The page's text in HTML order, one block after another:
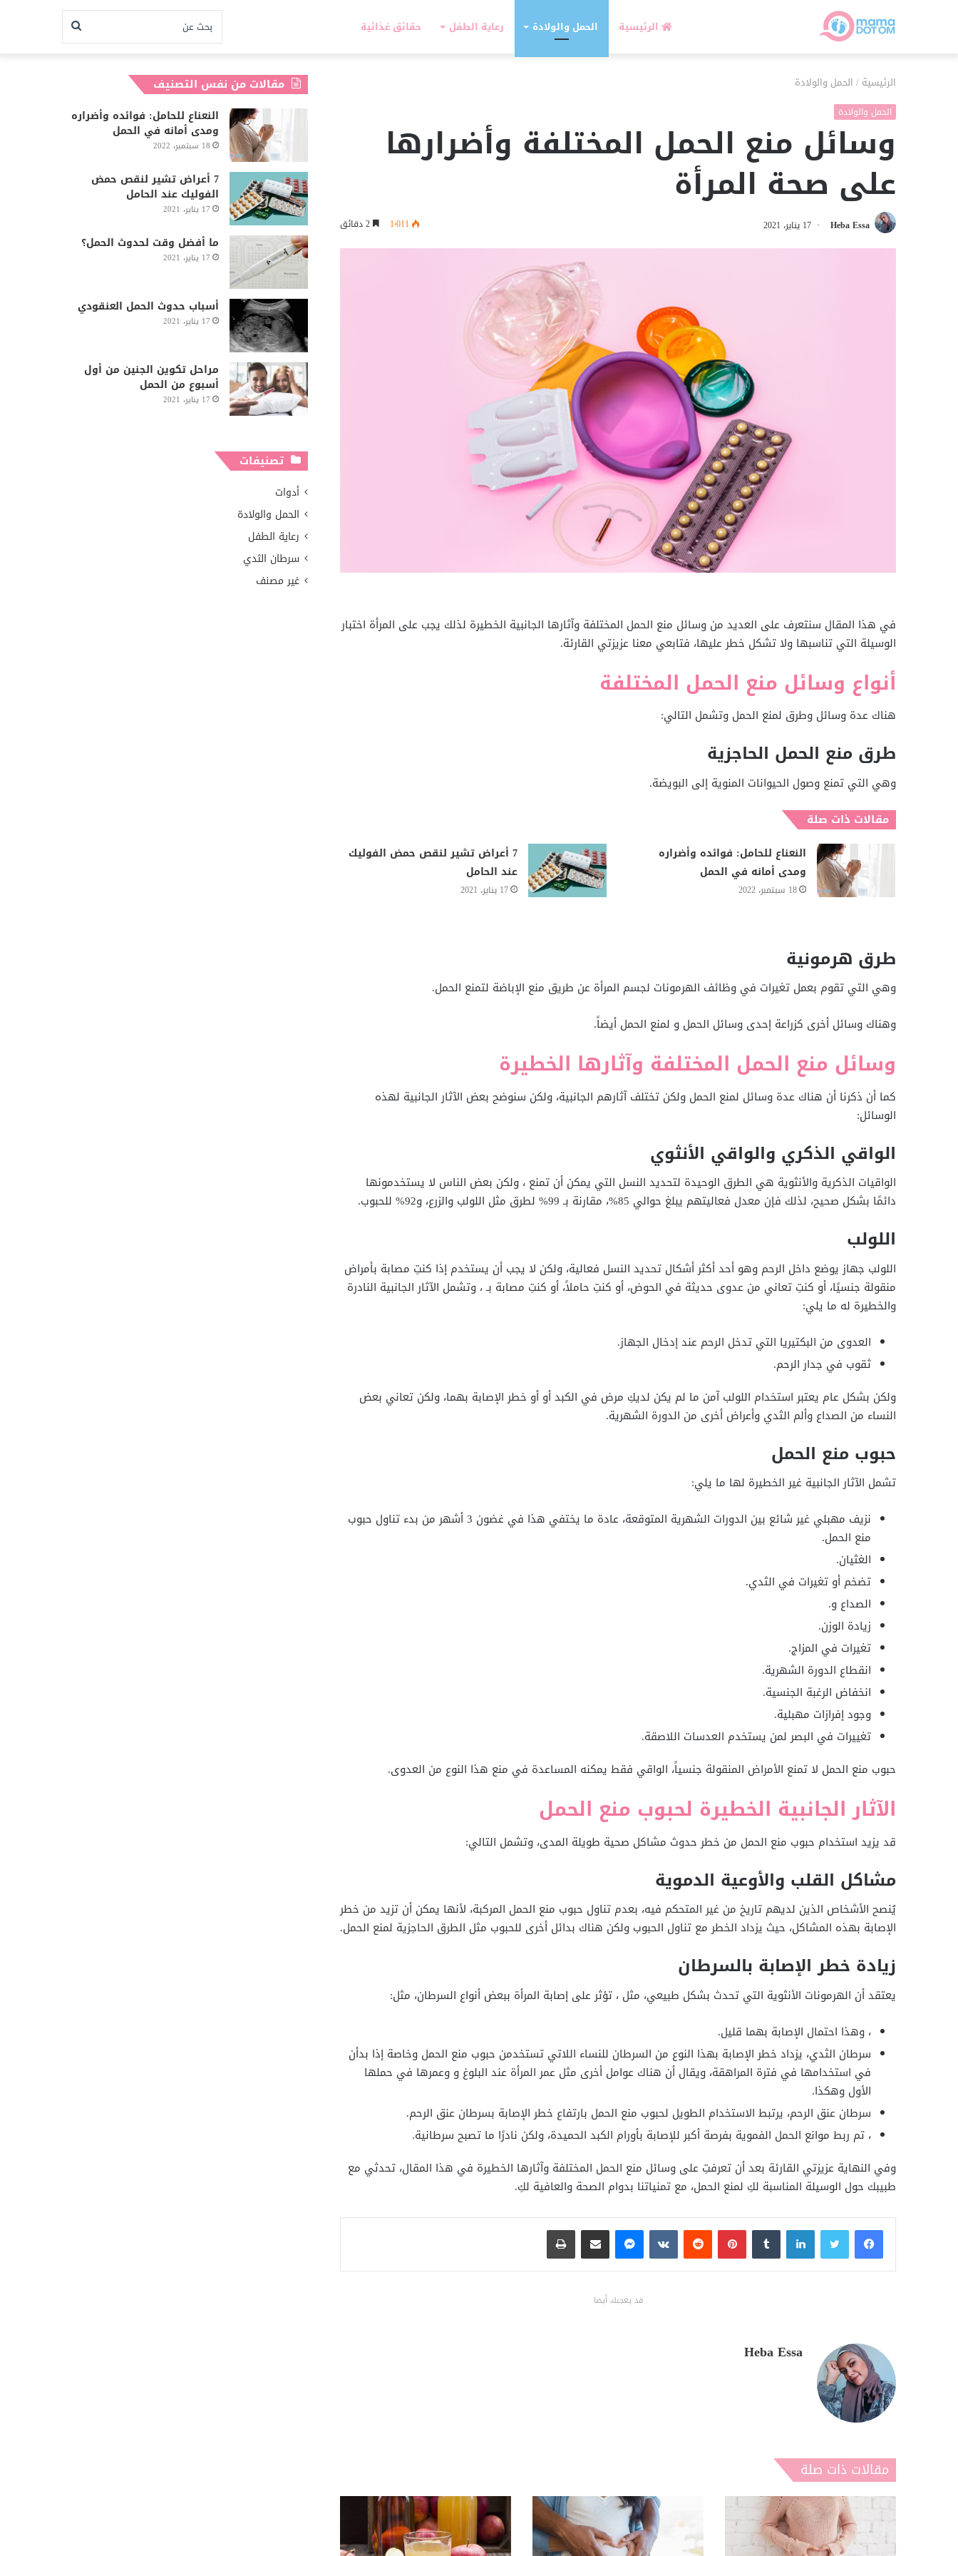
الرئيسية الحمل والولادة رعاية الطفل حقائق غذائية بحث
الرئيسية / الحمل والولادة
الحمل والولادة
وسائل منع الحمل المختلفة وأضرارها
على صحة المرأة
Heba Essa 17 يناير، 2021 1٬011
في هذا المقال سنتعرف على العديد من وسائل منع الحمل المختلفة وآثارها الجانبية الخطيرة لذلك يجب على المرأة اختبار
الوسيلة التي تناسبها ولا تشكل خطر عليها، فتابعي معنا عزيزتي القارئة.
أنواع وسائل منع الحمل المختلفة
هناك عدة وسائل وطرق لمنع الحمل وتشمل التالي:
طرق منع الحمل الحاجزية
وهي التي تمنع وصول الحيوانات المنوية إلى البويضة.
مقالات ذات صلة
النعناع للحامل: فوائده وأضراره
ومدى أمانه في الحمل
18 سبتمبر، 2022
7 أعراض تشير لنقص حمض الفوليك
عند الحامل
17 يناير، 2021
طرق هرمونية
وهي التي تقوم بعمل تغيرات في وظائف الهرمونات لجسم المرأة عن طريق منع الإباضة لتمنع الحمل.
وهناك وسائل أخرى كزراعة إحدى وسائل الحمل و لمنع الحمل أيضاً.
وسائل منع الحمل المختلفة وآثارها الخطيرة
كما أن ذكرنا أن هناك عدة وسائل لمنع الحمل ولكن تختلف آثارهم الجانبية، ولكن سنوضح بعض الآثار الجانبية لهذه
الوسائل:
الواقي الذكري والواقي الأنثوي
الواقيات الذكرية والأنثوية هي الطرق الوحيدة لتحديد النسل التي يمكن أن تمنع ، ولكن بعض الناس لا يستخدمونها
دائمًا بشكل صحيح، لذلك فإن معدل فعاليتهم يبلغ حوالي 85%، مقارنة بـ 99% لطرق مثل اللولب والزرع، و92% للحبوب.
اللولب
اللولب جهاز يوضع داخل الرحم وهو أحد أكثر أشكال تحديد النسل فعالية، ولكن لا يجب أن يستخدم إذا كنتِ مصابة بأمراض
منقولة جنسيًا، أو كنتِ تعاني من عدوى حديثة في الحوض، أو كنتِ حاملاً، أو كنتِ مصابة بـ ، وتشمل الآثار الجانبية النادرة
والخطيرة له ما يلي:
العدوى من البكتيريا التي تدخل الرحم عند إدخال الجهاز.
ثقوب في جدار الرحم.
ولكن بشكل عام يعتبر استخدام اللولب آمن ما لم يكن لديكِ مرض في الكبد أو أو خطر الإصابة بهما، ولكن تعاني بعض
النساء من الصداع وألم الثدي وأعراض أخرى من الدورة الشهرية.
حبوب منع الحمل
تشمل الآثار الجانبية غير الخطيرة لها ما يلي:
نزيف مهبلي غير شائع بين الدورات الشهرية المتوقعة، عادة ما يختفي هذا في غضون 3 أشهر من بدء تناول حبوب
منع الحمل.
الغثيان.
تضخم أو تغيرات في الثدي.
الصداع و.
زيادة الوزن.
تغيرات في المزاج.
انقطاع الدورة الشهرية.
انخفاض الرغبة الجنسية.
وجود إفرازات مهبلية.
تغييرات في البصر لمن يستخدم العدسات اللاصقة.
حبوب منع الحمل لا تمنع الأمراض المنقولة جنسياً، الواقي فقط يمكنه المساعدة في منع هذا النوع من العدوى.
الآثار الجانبية الخطيرة لحبوب منع الحمل
قد يزيد استخدام حبوب منع الحمل من خطر حدوث مشاكل صحية طويلة المدى، وتشمل التالي:
مشاكل القلب والأوعية الدموية
يُنصح الأشخاص الذين لديهم تاريخ من غير المتحكم فيه، بعدم تناول حبوب منع الحمل المركبة، لأنها يمكن أن تزيد من خطر
الإصابة بهذه المشاكل، حيث يزداد الخطر مع تناول الحبوب ولكن هناك بدائل أخرى للحبوب مثل الطرق الحاجزية لمنع الحمل.
زيادة خطر الإصابة بالسرطان
يعتقد أن الهرمونات الأنثوية التي تحدث بشكل طبيعي، مثل ، تؤثر على إصابة المرأة ببعض أنواع السرطان، مثل:
، وهذا احتمال الإصابة بهما قليل.
سرطان الثدي، يزداد خطر الإصابة بهذا النوع من السرطان للنساء اللاتي تستخدمن حبوب منع الحمل وخاصة إذا بدأن
في استخدامها في فترة المراهقة، ويقال أن هناك عوامل أخرى مثل عمر المرأة عند البلوغ و وعمرها في حملها
الأول وهكذا.
سرطان عنق الرحم، يرتبط الاستخدام الطويل لحبوب منع الحمل بارتفاع خطر الإصابة بسرطان عنق الرحم.
، تم ربط موانع الحمل الفموية بفرصة أكبر للإصابة بأورام الكبد الحميدة، ولكن نادرًا ما تصبح سرطانية.
وفي النهاية عزيزتي القارئة بعد أن تعرفتِ على وسائل منع الحمل المختلفة وآثارها الخطيرة في هذا المقال، تحدثي مع
طبيبك حول الوسيلة المناسبة لكِ لمنع الحمل، مع تمنياتنا بدوام الصحة والعافية لكِ.
فيسبوكتويتر لينكدإن بينتيريست ماسنجر مشاركة عبر البريد طباعة
قد يعجبك أيضا
Heba Essa
مقالات ذات صلة
مقالات من نفس التصنيف
النعناع للحامل: فوائده وأضراره
ومدى أمانه في الحمل
18 سبتمبر، 2022
7 أعراض تشير لنقص حمض
الفوليك عند الحامل
17 يناير، 2021
ما أفضل وقت لحدوث الحمل؟
17 يناير، 2021
أسباب حدوث الحمل العنقودي
17 يناير، 2021
مراحل تكوين الجنين من أول
أسبوع من الحمل
17 يناير، 2021
تصنيفات
أدوات
الحمل والولادة
رعاية الطفل
سرطان الثدي
غير مصنف